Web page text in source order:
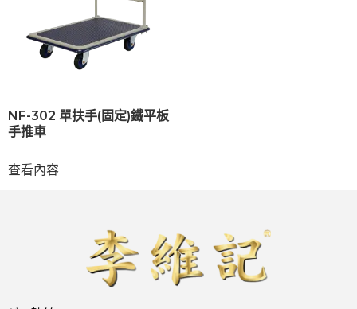
NF-302 單扶手(固定)鐵平板
手推車
查看內容